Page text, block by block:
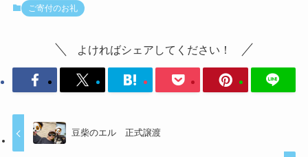
ご寄付のお礼
よければシェアしてください！
豆柴のエル 正式譲渡